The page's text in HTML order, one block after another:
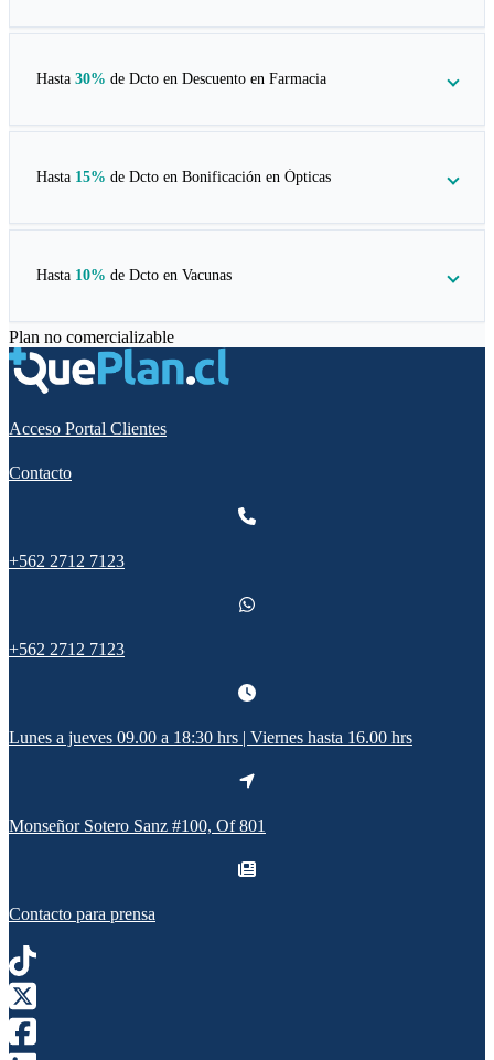
Hasta 30% de Dcto en Descuento en Farmacia
Hasta 15% de Dcto en Bonificación en Ópticas
Hasta 10% de Dcto en Vacunas
Plan no comercializable
Acceso Portal Clientes
Contacto
+562 2712 7123
+562 2712 7123
Lunes a jueves 09.00 a 18:30 hrs | Viernes hasta 16.00 hrs
Monseñor Sotero Sanz #100, Of 801
Contacto para prensa